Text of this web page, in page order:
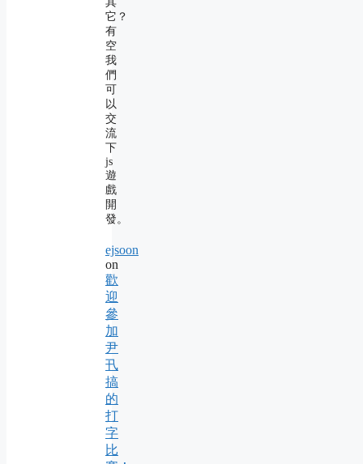
它？
有
空
我
們
可
以
交
流
下
js
遊
戲
開
發。
ejsoon
on
歡
迎
參
加
尹
卂
搞
的
打
字
比